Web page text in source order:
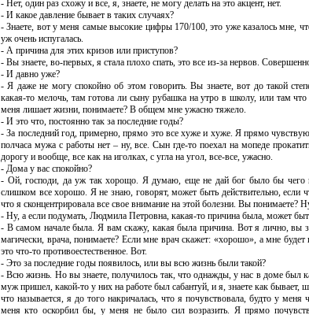
- Нет, один раз схожу и все, я, знаете, не могу делать на это акцент, нет.
- И какое давление бывает в таких случаях?
- Знаете, вот у меня самые высокие цифры 170/100, это уже казалось мне,
уж очень испугалась.
- А причина для этих кризов или приступов?
- Вы знаете, во-первых, я стала плохо спать, это все из-за нервов.
- И давно уже?
- Я даже не могу спокойно об этом говорить. Вы знаете, вот до такой
какая-то мелочь, там готова ли сыну рубашка на утро в школу, или там
меня лишает жизни, понимаете? В общем мне ужасно тяжело.
- И это что, постоянно так за последние годы?
- За последний год, примерно, прямо это все хуже и хуже. Я прямо
полчаса мужа с работы нет – ну, все. Сын где-то поехал на мопеде
дорогу и вообще, все как на иголках, с угла на угол, все-все, ужасно.
- Дома у вас спокойно?
- Ой, господи, да уж так хорощо. Я думаю, еще не дай бог было бы чего
слишком все хорошо. Я не знаю, говорят, может быть действительно,
что я сконцентрировала все свое внимание на этой болезни. Вы понимаете?
- Ну, а если подумать, Людмила Петровна, какая-то причина была, может
- В самом начале была. Я вам скажу, какая была причина. Вот я лично, вы
магически, врача, понимаете? Если мне врач скажет: «хорошо», а мне
это что-то противоестественное. Вот.
- Это за последние годы появилось, или вы всю жизнь были такой?
- Всю жизнь. Но вы знаете, получилось так, что однажды, у нас в доме был
муж пришел, какой-то у них на работе был сабантуй, и я, знаете как бывает,
что называется, я до того накричалась, что я почувствовала, будто у
меня кто оскорбил бы, у меня не было сил возразить. Я прямо